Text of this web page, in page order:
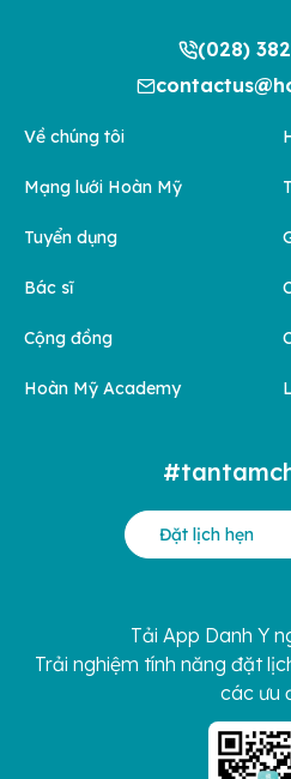
(028)
Về chúng tôi
Mạng lưới Hoàn Mỹ
Tuyển dụng
Bác sĩ
Cộng đồng
Hoàn Mỹ Academy
Đặt lịch hẹn
Tải App Danh Y
Trải nghiệm tính năng đặt
các ưu